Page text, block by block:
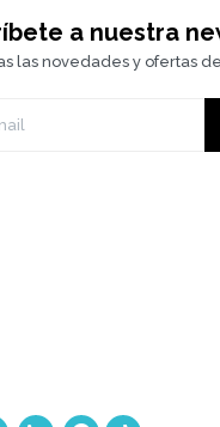
a nuestra
las novedades y ofertas